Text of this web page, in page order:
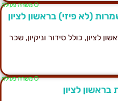
Ο משרה פעילה
(לא פיזי) בראשון לציון
לציון, כולל סידור וניקיון, שכר
Ο משרה פעילה
לציון